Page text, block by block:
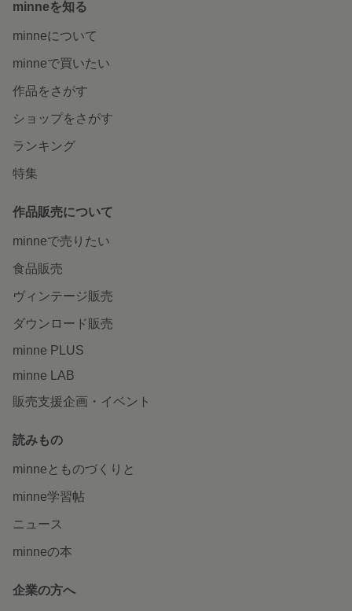
minneを知る
minneについて
minneで買いたい
作品をさがす
ショップをさがす
ランキング
特集
作品販売について
minneで売りたい
食品販売
ヴィンテージ販売
ダウンロード販売
minne PLUS
minne LAB
販売支援企画・イベント
読みもの
minneとものづくりと
minne学習帖
ニュース
minneの本
企業の方へ